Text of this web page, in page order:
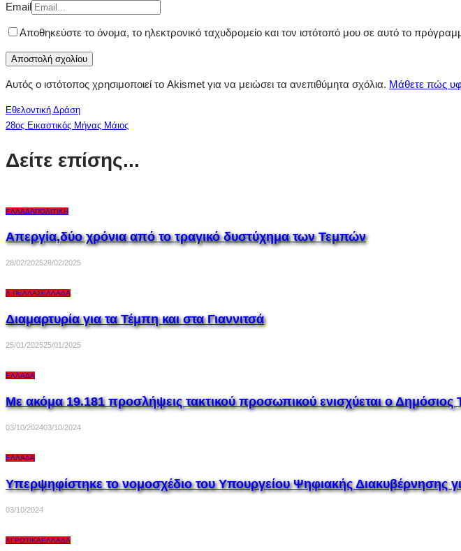
Email
Αποθηκεύστε το όνομα, το ηλεκτρονικό ταχυδρομείο και τον ιστότοπό μου σε αυτό το
Αυτός ο ιστότοπος χρησιμοποιεί το Akismet για να μειώσει τα ανεπιθύμητα σχόλια. Μάθετε πώς
Εθελοντική Δράση
28ος Εικαστικός Μήνας Μάιος
Δείτε επίσης...
ΕΛΛΆΔΑΠΟΛΙΤΙΚΉ
Aπεργία,δύο χρόνια από το τραγικό δυστύχημα των Τεμπών
28/02/202528/02/2025
Δ.ΠΈΛΛΑΣΕΛΛΆΔΑ
Διαμαρτυρία για τα Τέμπη και στα Γιαννιτσά
25/01/202525/01/2025
ΕΛΛΆΔΑ
Με ακόμα 19.181 προσλήψεις τακτικού προσωπικού ενισχύεται ο Δημόσιος
03/10/202403/10/2024
ΕΛΛΆΔΑ
Υπερψηφίστηκε το νομοσχέδιο του Υπουργείου Ψηφιακής Διακυβέρνησης
03/10/2024
ΑΓΡΟΤΙΚΆΕΛΛΆΔΑ